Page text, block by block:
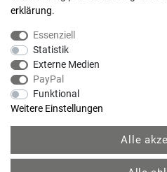
© Copyright 2026 | Alle Rechte
erklärung.
Essenziell
Statistik
Externe Medien
PayPal
Funktional
Weitere Einstellungen
Alle